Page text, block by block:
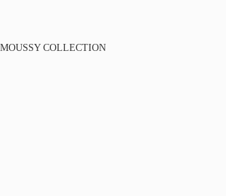
MOUSSY COLLECTION